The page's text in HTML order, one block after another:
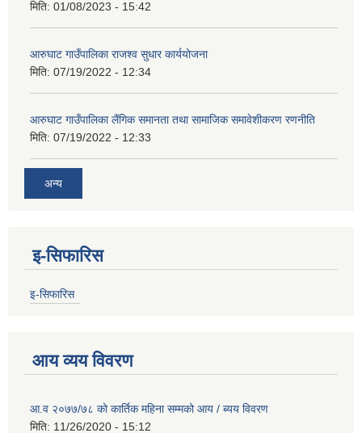
मिति: 01/08/2023 - 15:42
आरुघाट गाउँपालिका राजश्व सुधार कार्ययोजना
मिति: 07/19/2022 - 12:34
आरुघाट गाउँपालिका लैंगिक समानता तथा सामाजिक समावेशीकरण रणनीति
मिति: 07/19/2022 - 12:33
अन्य
इ-सिफारिस
इ-सिफारिस
आय व्यय विवरण
आ.व २०७७/७८ को कार्तिक महिना सम्मको आय / ब्यय विवरण
मिति: 11/26/2020 - 15:12